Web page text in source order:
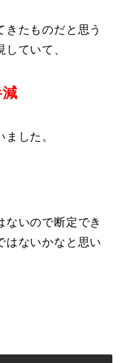
たものだと思う
ていて、
した。
ないので断定でき
はないかなと思い